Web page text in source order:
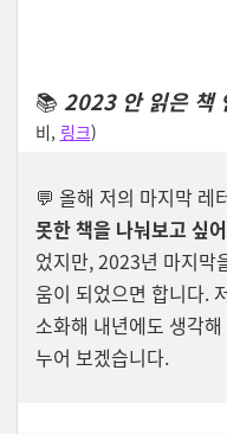
📚 2023 안 읽은 책
비, 링크)
💬 올해 저의 마지막 레
못한 책을 나눠보고 싶
었지만, 2023년 마지막
움이 되었으면 합니다.
소화해 내년에도 생각
누어 보겠습니다.